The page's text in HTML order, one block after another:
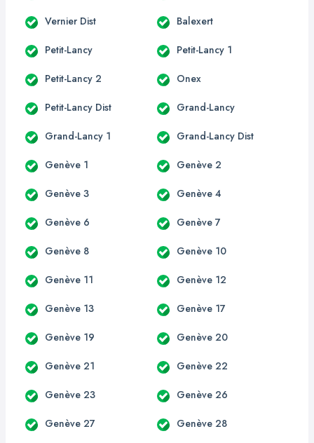
Vernier Dist Balexert
Petit-Lancy Petit-Lancy 1
Petit-Lancy 2 Onex
Petit-Lancy Dist Grand-Lancy
Grand-Lancy 1 Grand-Lancy Dist
Genève 1 Genève 2
Genève 3 Genève 4
Genève 6 Genève 7
Genève 8 Genève 10
Genève 11 Genève 12
Genève 13 Genève 17
Genève 19 Genève 20
Genève 21 Genève 22
Genève 23 Genève 26
Genève 27 Genève 28